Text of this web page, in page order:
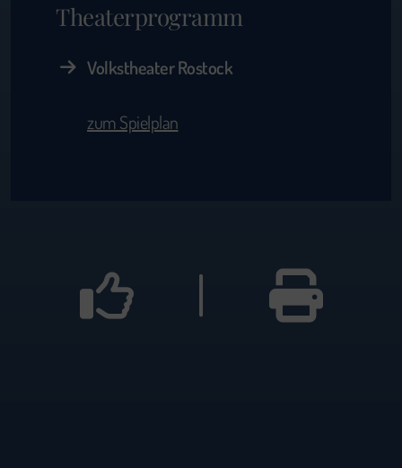
Theaterprogramm
Volkstheater Rostock
zum Spielplan
|